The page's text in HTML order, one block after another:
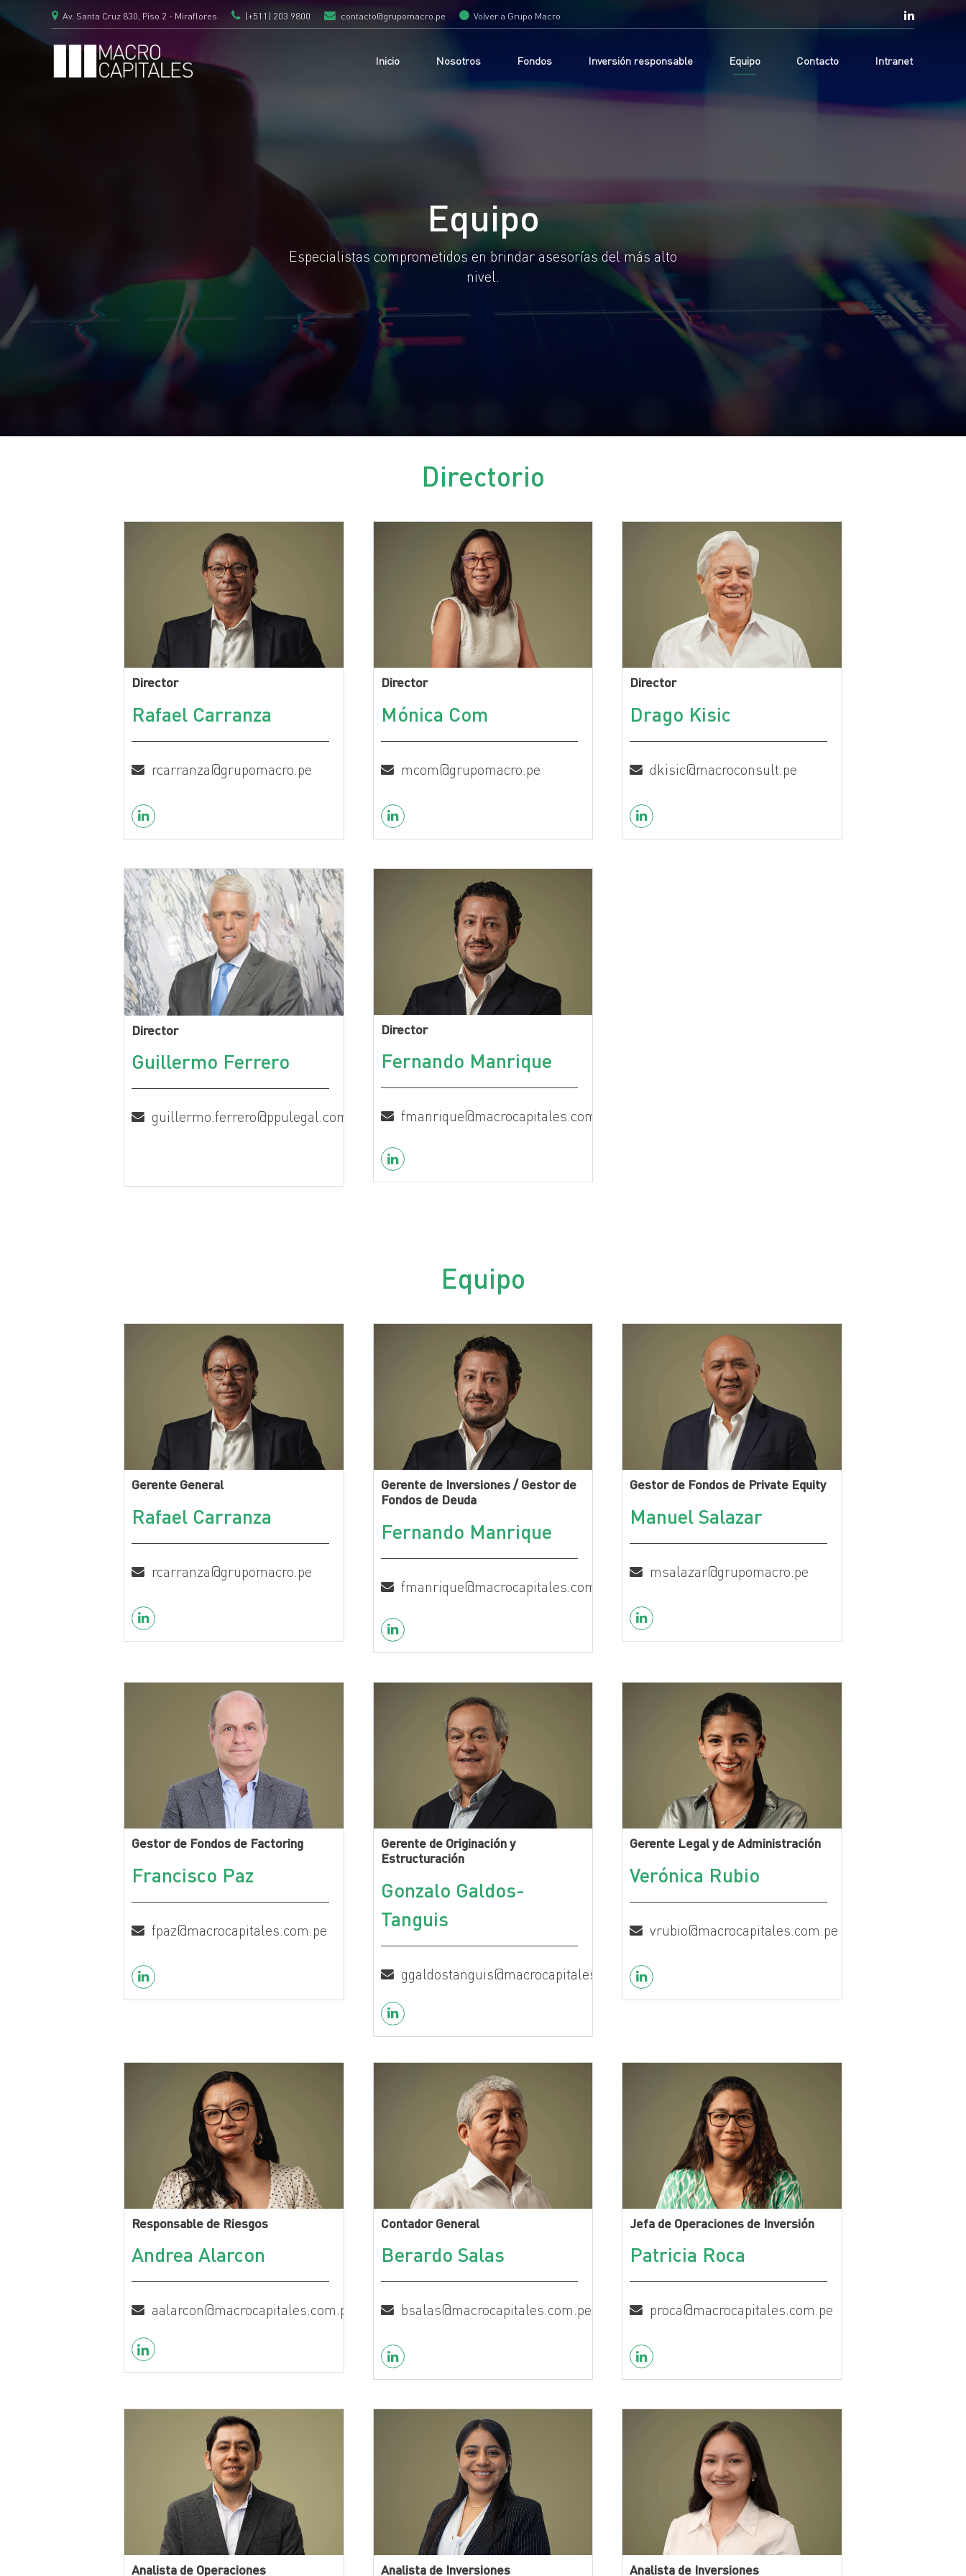
Av. Santa Cruz 830, Piso 2 - Miraflores (+511) 203 9800 contacto@grupomacro.pe Volver a Grupo Macro
Inicio Nosotros Fondos Inversión responsable Equipo Contacto Intranet
Equipo
Especialistas comprometidos en brindar asesorías del más alto
nivel.
Directorio
Director
Rafael Carranza
rcarranza@grupomacro.pe
Director
Mónica Com
mcom@grupomacro.pe
Director
Drago Kisic
dkisic@macroconsult.pe
Director
Guillermo Ferrero
guillermo.ferrero@ppulegal.com
Director
Fernando Manrique
fmanrique@macrocapitales.com.pe
Equipo
Gerente General
Rafael Carranza
rcarranza@grupomacro.pe
Gerente de Inversiones / Gestor de
Fondos de Deuda
Fernando Manrique
fmanrique@macrocapitales.com.pe
Gestor de Fondos de Private Equity
Manuel Salazar
msalazar@grupomacro.pe
Gestor de Fondos de Factoring
Francisco Paz
fpaz@macrocapitales.com.pe
Gerente de Originación y
Estructuración
Gonzalo Galdos-
Tanguis
ggaldostanguis@macrocapitales.com.pe
Gerente Legal y de Administración
Verónica Rubio
vrubio@macrocapitales.com.pe
Responsable de Riesgos
Andrea Alarcon
aalarcon@macrocapitales.com.pe
Contador General
Berardo Salas
bsalas@macrocapitales.com.pe
Jefa de Operaciones de Inversión
Patricia Roca
proca@macrocapitales.com.pe
Analista de Operaciones Analista de Inversiones Analista de Inversiones